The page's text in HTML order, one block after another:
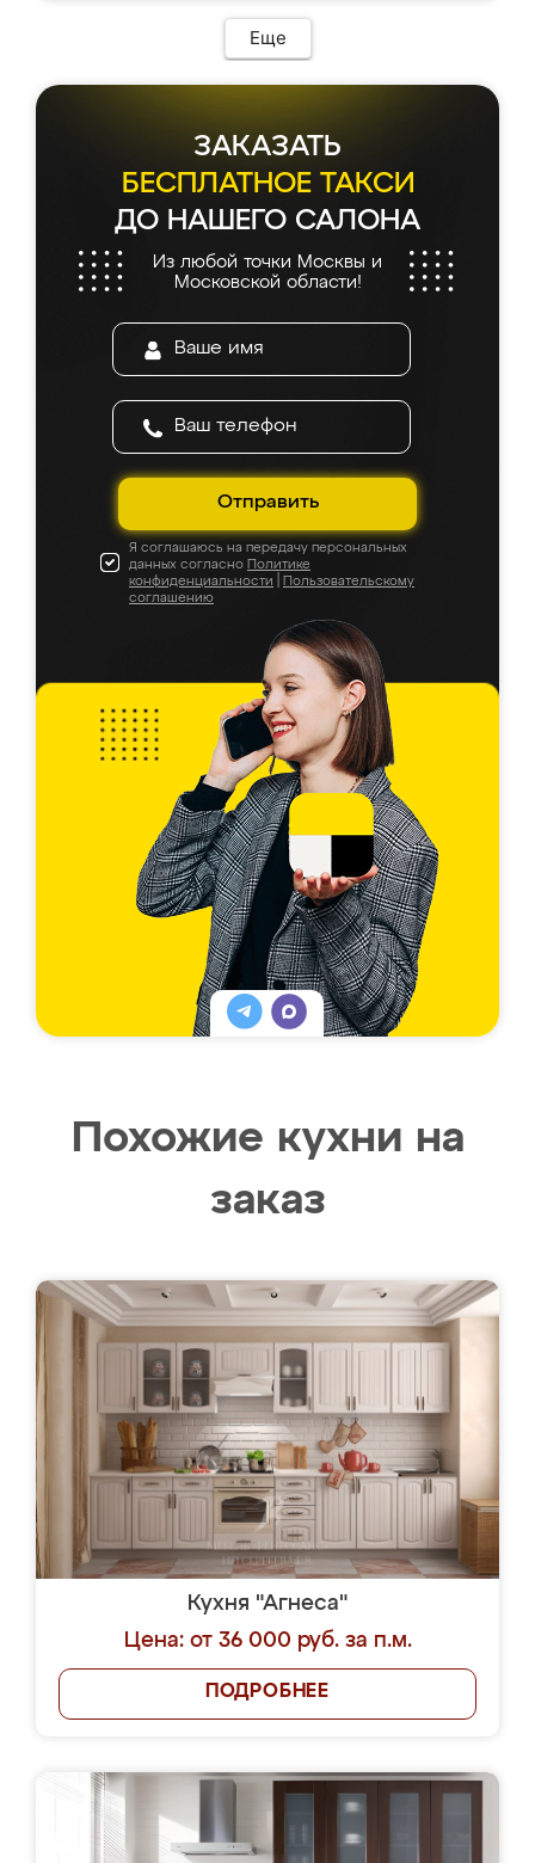
Еще
ЗАКАЗАТЬ
БЕСПЛАТНОЕ ТАКСИ
ДО НАШЕГО САЛОНА
Из любой точки Москвы и
Московской области!
Отправить
Я соглашаюсь на передачу персональных
данных согласно Политике
конфиденциальности
Пользовательскому
соглашению
Похожие кухни на
заказ
Кухня "Агнеса"
Цена: от 36 000 руб. за п.м.
ПОДРОБНЕЕ